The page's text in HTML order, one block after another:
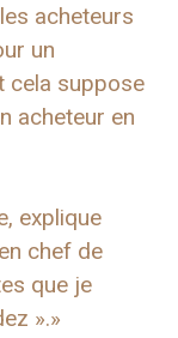
acheteurs
un
cela suppose
acheteur en
explique
chef de
que je
».»